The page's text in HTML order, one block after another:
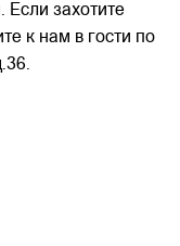
Если захотите
к нам в гости по